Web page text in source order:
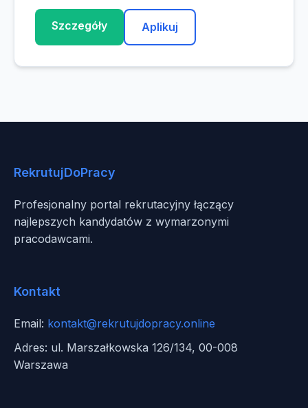
Szczegóły Aplikuj
RekrutujDoPracy
Profesjonalny portal rekrutacyjny łączący
najlepszych kandydatów z wymarzonymi
pracodawcami.
Kontakt
Email: kontakt@rekrutujdopracy.online
Adres: ul. Marszałkowska 126/134, 00-008
Warszawa